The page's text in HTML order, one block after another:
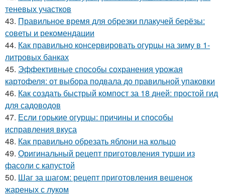
теневых участков
43. Правильное время для обрезки плакучей берёзы:
советы и рекомендации
44. Как правильно консервировать огурцы на зиму в 1-
литровых банках
45. Эффективные способы сохранения урожая
картофеля: от выбора подвала до правильной упаковки
46. Как создать быстрый компост за 18 дней: простой гид
для садоводов
47. Если горькие огурцы: причины и способы
исправления вкуса
48. Как правильно обрезать яблони на кольцо
49. Оригинальный рецепт приготовления турши из
фасоли с капустой
50. Шаг за шагом: рецепт приготовления вешенок
жареных с луком